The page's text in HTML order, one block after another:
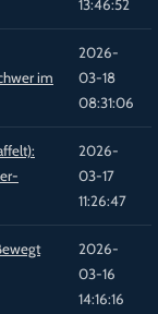
13:46:52
im
2026-
03-18
08:31:06
2026-
03-17
11:26:47
2026-
03-16
14:16:16